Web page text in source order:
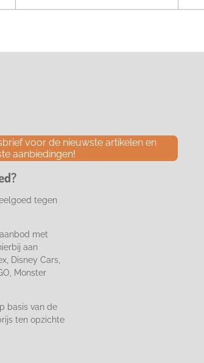
voor de nieuwste artikelen en
aanbiedingen!
tegen
met
aan
Disney Cars,
Monster
basis van de
ten opzichte